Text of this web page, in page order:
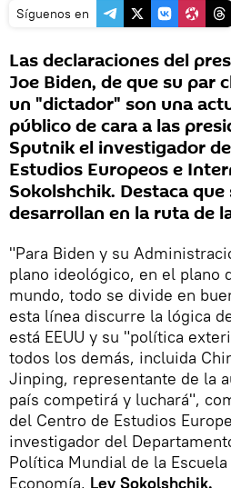
Síguenos en
Las declaraciones del
Joe Biden, de que su par
un "dictador" son una
público de cara a las
Sputnik el investigador
Estudios Europeos e
Sokolshchik. Destaca
desarrollan en la ruta de
"Para Biden y su
plano ideológico, en el plano
mundo, todo se divide en
esta línea discurre la lógica
está EEUU y su "política
todos los demás, incluida
Jinping, representante de la
país competirá y luchará",
del Centro de Estudios
investigador del
Política Mundial de la
Economía, Lev Sokolshchik.